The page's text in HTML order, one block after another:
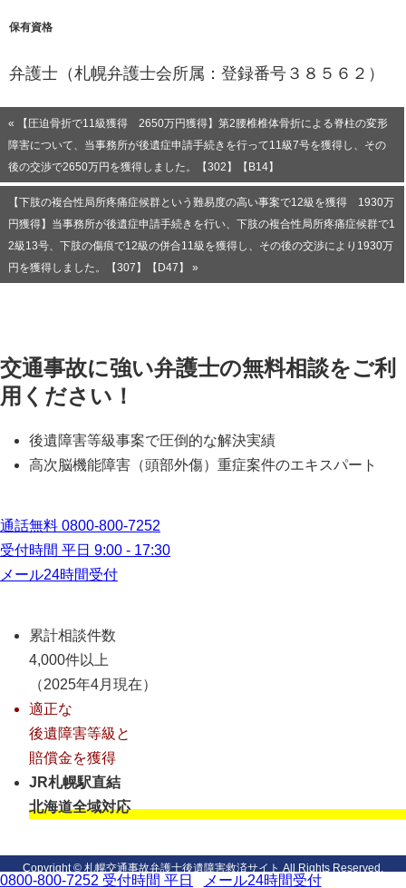
保有資格
弁護士（札幌弁護士会所属：登録番号３８５６２）
« 【圧迫骨折で11級獲得 2650万円獲得】第2腰椎椎体骨折による脊柱の変形
障害について、当事務所が後遺症申請手続きを行って11級7号を獲得し、その
後の交渉で2650万円を獲得しました。【302】【B14】
【下肢の複合性局所疼痛症候群という難易度の高い事案で12級を獲得 1930万
円獲得】当事務所が後遺症申請手続きを行い、下肢の複合性局所疼痛症候群で1
2級13号、下肢の傷痕で12級の併合11級を獲得し、その後の交渉により1930万
円を獲得しました。【307】【D47】 »
交通事故に強い弁護士の無料相談をご利
用ください！
後遺障害等級事案で圧倒的な解決実績
高次脳機能障害（頭部外傷）重症案件のエキスパート
通話無料 0800-800-7252
受付時間 平日 9:00 - 17:30
メール24時間受付
累計相談件数
4,000件以上
（2025年4月現在）
適正な
後遺障害等級と
賠償金を獲得
JR札幌駅直結
北海道全域対応
Copyright © 札幌交通事故弁護士後遺障害救済サイト All Rights Reserved.
0800-800-7252 受付時間 平日 メール24時間受付